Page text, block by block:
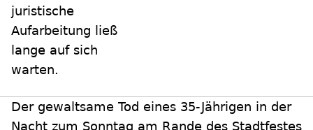
juristische
Aufarbeitung ließ
lange auf sich
warten.
Der gewaltsame Tod eines 35-Jährigen in der
Nacht zum Sonntag am Rande des Stadtfestes